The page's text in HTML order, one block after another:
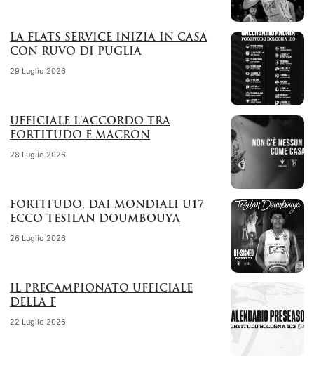
LA FLATS SERVICE INIZIA IN CASA
CON RUVO DI PUGLIA
29 Luglio 2026
UFFICIALE L’ACCORDO TRA
FORTITUDO E MACRON
28 Luglio 2026
FORTITUDO, DAI MONDIALI U17
ECCO TESILAN DOUMBOUYA
26 Luglio 2026
IL PRECAMPIONATO UFFICIALE
DELLA F
22 Luglio 2026